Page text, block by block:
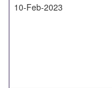
10-Feb-2023